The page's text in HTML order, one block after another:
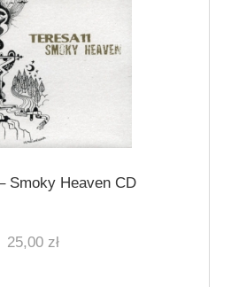
Smoky Heaven CD
25,00 zł